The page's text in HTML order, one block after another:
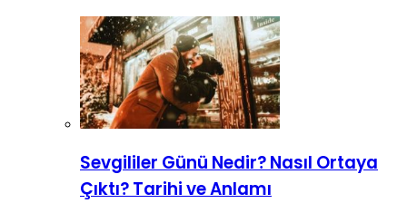
Sevgililer Günü Nedir? Nasıl Ortaya
Çıktı? Tarihi ve Anlamı